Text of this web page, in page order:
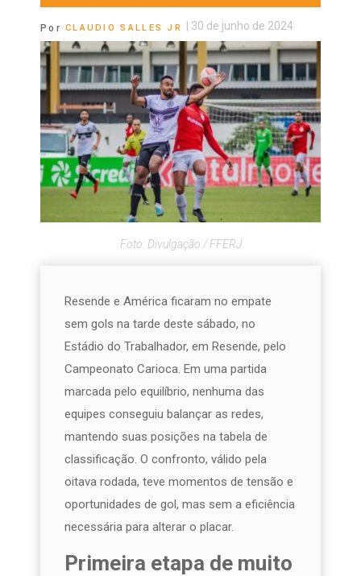
Por CLAUDIO SALLES JR 30 de junho de 2024
Foto: Divulgação / FFERJ
Resende e América ficaram no empate
sem gols na tarde deste sábado, no
Estádio do Trabalhador, em Resende, pelo
Campeonato Carioca. Em uma partida
marcada pelo equilíbrio, nenhuma das
equipes conseguiu balançar as redes,
mantendo suas posições na tabela de
classificação. O confronto, válido pela
oitava rodada, teve momentos de tensão e
oportunidades de gol, mas sem a eficiência
necessária para alterar o placar.
Primeira etapa de muito